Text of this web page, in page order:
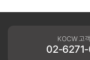
KOCW 고
02-